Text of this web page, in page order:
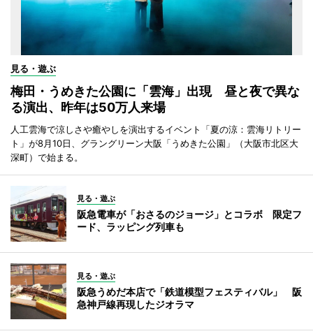
見る・遊ぶ
梅田・うめきた公園に「雲海」出現 昼と夜で異な
る演出、昨年は50万人来場
人工雲海で涼しさや癒やしを演出するイベント「夏の涼：雲海リトリー
ト」が8月10日、グラングリーン大阪「うめきた公園」（大阪市北区大
深町）で始まる。
見る・遊ぶ
阪急電車が「おさるのジョージ」とコラボ 限定フ
ード、ラッピング列車も
見る・遊ぶ
阪急うめだ本店で「鉄道模型フェスティバル」 阪
急神戸線再現したジオラマ